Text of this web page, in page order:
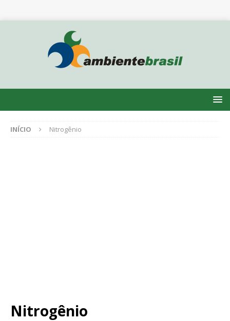
INÍCIO Nitrogênio
Nitrogênio